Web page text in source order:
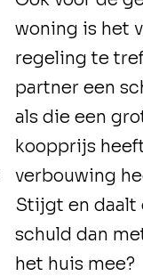
woning is het
regeling te
partner een
als die een
koopprijs
verbouwing
Stijgt en daalt
schuld dan
het huis mee?